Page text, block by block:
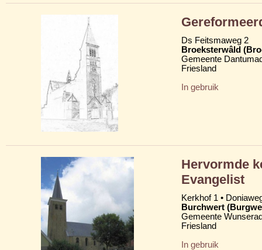
Ds Feitsmaweg 2
Broeksterwâld
Gemeente
Friesland
In gebruik
Hervormde
Evangelist
Kerkhof 1 •
Burchwert
Gemeente
Friesland
In gebruik